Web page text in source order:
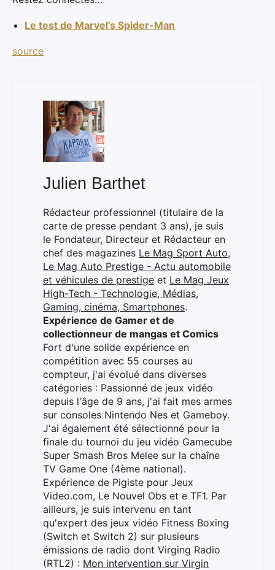
Le test de Marvel’s Spider-Man
source
Julien Barthet
Rédacteur professionnel (titulaire de la
carte de presse pendant 3 ans), je suis
le Fondateur, Directeur et Rédacteur en
chef des magazines Le Mag Sport Auto,
Le Mag Auto Prestige - Actu automobile
et véhicules de prestige et Le Mag Jeux
High-Tech - Technologie, Médias,
Gaming, cinéma, Smartphones.
Expérience de Gamer et de
collectionneur de mangas et Comics
Fort d'une solide expérience en
compétition avec 55 courses au
compteur, j'ai évolué dans diverses
catégories : Passionné de jeux vidéo
depuis l'âge de 9 ans, j'ai fait mes armes
sur consoles Nintendo Nes et Gameboy.
J'ai également été sélectionné pour la
finale du tournoi du jeu vidéo Gamecube
Super Smash Bros Melee sur la chaîne
TV Game One (4ème national).
Expérience de Pigiste pour Jeux
Video.com, Le Nouvel Obs et e TF1. Par
ailleurs, je suis intervenu en tant
qu'expert des jeux vidéo Fitness Boxing
(Switch et Switch 2) sur plusieurs
émissions de radio dont Virging Radio
(RTL2) : Mon intervention sur Virgin
Rechercher